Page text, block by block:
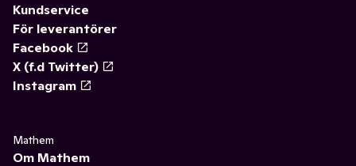
Kundservice
För leverantörer
Facebook
X (f.d Twitter)
Instagram
Mathem
Om Mathem